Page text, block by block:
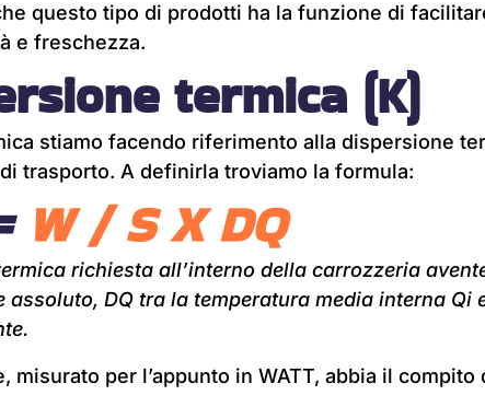
questo tipo di prodotti ha la funzione di
e freschezza.
termica (K)
stiamo facendo riferimento alla dispersione
trasporto. A definirla troviamo la formula:
W / S X DQ
richiesta all’interno della carrozzeria
DQ tra la temperatura media interna Qi
per l’appunto in WATT, abbia il compito